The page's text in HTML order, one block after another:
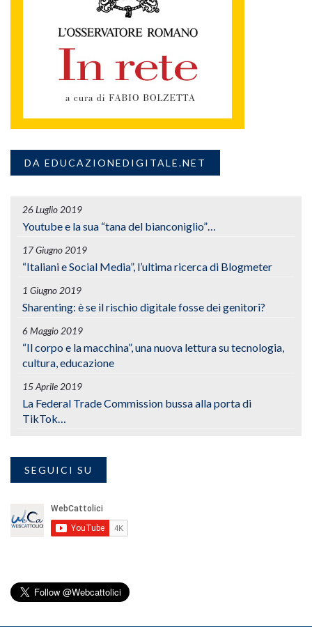
DA EDUCAZIONEDIGITALE.NET
26 Luglio 2019
Youtube e la sua “tana del bianconiglio”…
17 Giugno 2019
“Italiani e Social Media”, l’ultima ricerca di Blogmeter
1 Giugno 2019
Sharenting: è se il rischio digitale fosse dei genitori?
6 Maggio 2019
“Il corpo e la macchina”, una nuova lettura su tecnologia,
cultura, educazione
15 Aprile 2019
La Federal Trade Commission bussa alla porta di
TikTok…
SEGUICI SU